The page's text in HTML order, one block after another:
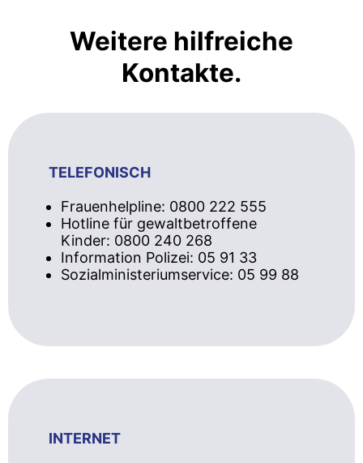
Weitere hilfreiche
Kontakte.
TELEFONISCH
Frauenhelpline: 0800 222 555
Hotline für gewaltbetroffene
Kinder: 0800 240 268
Information Polizei: 05 91 33
Sozialministeriumservice: 05 99 88
INTERNET